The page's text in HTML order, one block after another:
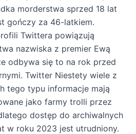
morderstwa sprzed 18 lat
gończy za 46-latkiem.
Twittera powiązują
nazwiska z premier Ewą
odbywa się to na rok przed
Twitter Niestety wiele z
tego typu informacje mają
jako farmy trolli przez
dostęp do archiwalnych
w roku 2023 jest utrudniony.